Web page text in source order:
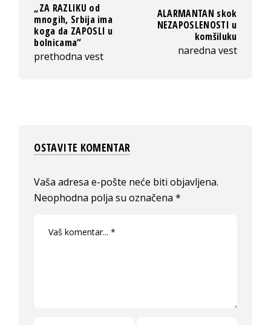
„ZA RAZLIKU od
mnogih, Srbija ima
koga da ZAPOSLI u
bolnicama“
prethodna vest
ALARMANTAN skok
NEZAPOSLENOSTI u
komšiluku
naredna vest
OSTAVITE KOMENTAR
Vaša adresa e-pošte neće biti objavljena.
Neophodna polja su označena*